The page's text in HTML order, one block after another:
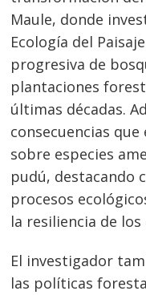
Maule, donde
Ecología del
progresiva de
plantaciones
últimas décadas.
consecuencias
sobre especies
pudú, destacando
procesos
la resiliencia de los
El investigador
las políticas